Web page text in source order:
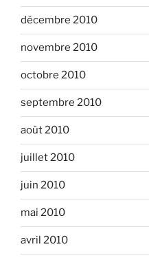
décembre 2010
novembre 2010
octobre 2010
septembre 2010
août 2010
juillet 2010
juin 2010
mai 2010
avril 2010